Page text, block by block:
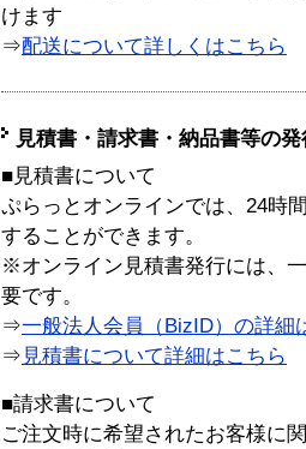
けます
⇒配送について詳しくはこちら
見積書・請求書・納品書等の
■見積書について
ぷらっとオンラインでは、24時
することができます。
※オンライン見積書発行には、
要です。
⇒一般法人会員（BizID）の詳細
⇒ 見積書について詳細はこちら
■請求書について
ご注文時に希望されたお客様に